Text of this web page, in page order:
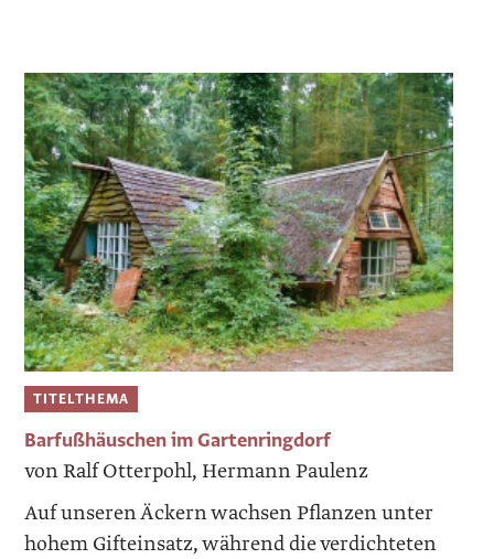
TITELTHEMA
Barfußhäuschen im Gartenringdorf
von Ralf Otterpohl, Hermann Paulenz
Auf unseren Äckern wachsen Pflanzen unter
hohem Gifteinsatz, während die verdichteten